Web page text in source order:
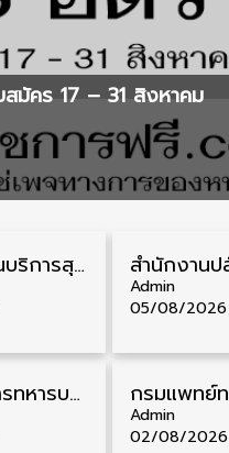
มัคร 17 – 31 สิงหาคม
กรมสนับสนุนบริการสุขภาพ รับสมัครคัดเลือกพนักงานราชการ วุฒิ ปวส./ป.ตรี 13 อัตรา รับสมัคร 11 – 20 สิงหาคม
Admin
05/08/2026
กรมพลาธิการทหารบก รับสมัครพนักงานราชการ วุฒิ ม.3/ม.6/ปวช. 66 อัตรา รับสมัคร 10 – 17 สิงหาคม
Admin
02/08/2026